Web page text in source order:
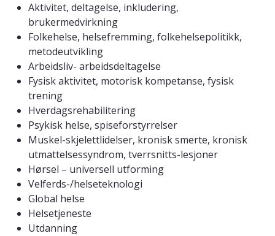
Aktivitet, deltagelse, inkludering,
brukermedvirkning
Folkehelse, helsefremming, folkehelsepolitikk,
metodeutvikling
Arbeidsliv- arbeidsdeltagelse
Fysisk aktivitet, motorisk kompetanse, fysisk
trening
Hverdagsrehabilitering
Psykisk helse, spiseforstyrrelser
Muskel-skjelettlidelser, kronisk smerte, kronisk
utmattelsessyndrom, tverrsnitts-lesjoner
Hørsel – universell utforming
Velferds-/helseteknologi
Global helse
Helsetjeneste
Utdanning